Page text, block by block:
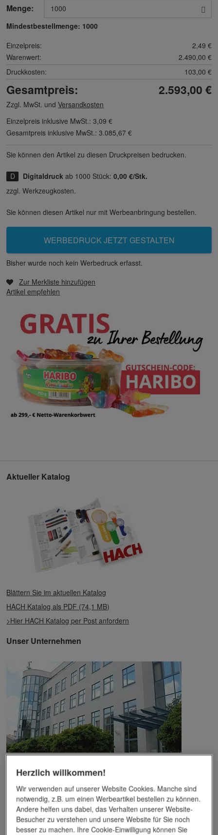
Menge:
Mindestbestellmenge: 1000
Einzelpreis:
2,49 €
Warenwert:
2.490,00 €
Druckkosten:
103,00 €
Gesamtpreis: 2.593,00 €
Zzgl. MwSt. undVersandkosten
Einzelpreis inklusive MwSt.:3,09 €
Gesamtpreis inklusive MwSt.:3.085,67 €
Sie können den Artikel zu diesen Druck­preisen bedrucken.
Digitaldruck ab 1000 Stück:0,00 €/Stk.
zzgl. Werkzeugkosten.
Sie können diesen Artikel nur mit Werbeanbringung bestellen.
WERBEDRUCK JETZT GESTALTEN
Bisher wurde noch kein Werbedruck erfasst.
Zur Merkliste hinzufügen
Artikel empfehlen
Aktueller Katalog
Blättern Sie im aktuellen Katalog
HACH Katalog als PDF (74,1 MB)
>Hier HACH Katalog per Post anfordern
Unser Unternehmen
Bereich der Werbemittelveredelung und im Werbeartikel-Markt.
Dieses Wissen kommt unseren Kunden tagtäglich zugute,
insbesondere wenn es um professionellenWerbedruckund
andere Veredelungsverfahren geht.
Unser Service
Herzlich willkommen!
Wir verwenden auf unserer Website Cookies. Manche sind
notwendig, z.B. um einen Werbeartikel bestellen zu können.
Andere helfen uns dabei, das Verhalten unserer Website-
Besucher zu verstehen und unsere Website für Sie noch
besser zu machen. Ihre Cookie-Einwilligung können Sie